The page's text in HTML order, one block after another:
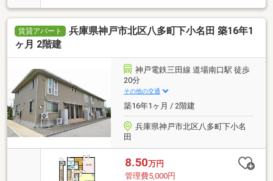
賃貸アパート
兵庫県神戸市北区八多町下小名田 築16年1
ヶ月 2階建
神戸電鉄三田線 道場南口駅 徒歩
20分
その他の交通
築16年1ヶ月 / 2階建
兵庫県神戸市北区八多町下小名
田
8.50万円
管理費5,000円